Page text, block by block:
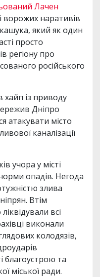
Лачен
ворожих наративів
який як один
просто
регіону про
російського
із приводу
Дніпро
атакувати місто
каналізації
учора у місті
опадів. Негода
злива
Втім
всі
виконали
колодязів,
благоустрою та
міської ради.